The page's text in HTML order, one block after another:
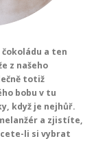
a ten
z našeho
totiž
bobu v tu
když je nejhůř.
a zjistíte,
li si vybrat